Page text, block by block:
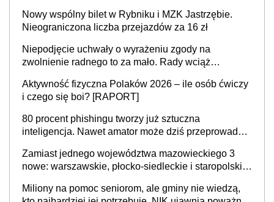
Nowy wspólny bilet w Rybniku i MZK Jastrzębie.
Nieograniczona liczba przejazdów za 16 zł
Niepodjęcie uchwały o wyrażeniu zgody na
zwolnienie radnego to za mało. Rady wciąż
sprawy
Aktywność fizyczna Polaków 2026 – ile osób ćwiczy
i czego się boi? [RAPORT]
80 procent phishingu tworzy już sztuczna
inteligencja. Nawet amator może dziś przeprowadzić
Zamiast jednego województwa mazowieckiego 3
nowe: warszawskie, płocko-siedleckie i staropolskie.
stołecznych
Miliony na pomoc seniorom, ale gminy nie wiedzą,